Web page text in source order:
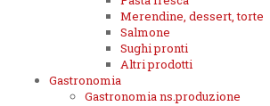
Merendine, dessert, torte
Salmone
Sughi pronti
Altri prodotti
Gastronomia
Gastronomia ns.produzione